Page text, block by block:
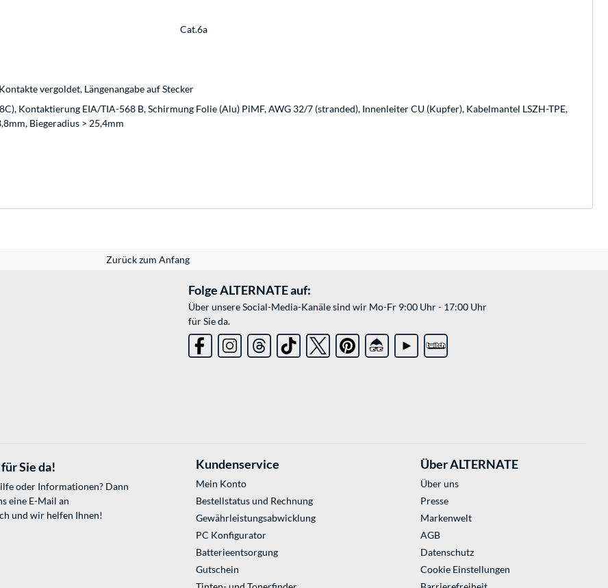
Cat.6a
vergoldet, Längenangabe auf Stecker
Kontaktierung EIA/TIA-568 B, Schirmung Folie (Alu) PiMF, AWG 32/7 (stranded), Innenleiter CU (Kupfer), Kabelmantel LSZH-TPE,
Biegeradius > 25,4mm
Zurück zum Anfang
Folge ALTERNATE auf:
Über unsere Social-Media-Kanäle sind wir Mo-Fr 9:00 Uhr - 17:00 Uhr
für Sie da.
Sie da!
oder Informationen? Dann
eine E-Mail an
und wir helfen Ihnen!
Kundenservice
Mein Konto
Bestellstatus und Rechnung
Gewährleistungsabwicklung
PC Konfigurator
Batterieentsorgung
Gutschein
Über ALTERNATE
Über uns
Presse
Markenwelt
AGB
Datenschutz
Cookie Einstellungen